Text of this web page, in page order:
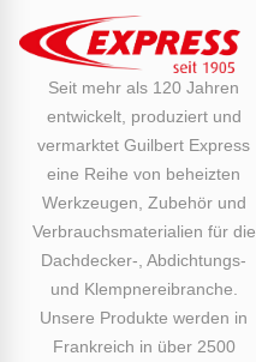
Seit mehr als 120 Jahren
entwickelt, produziert und
vermarktet Guilbert Express
eine Reihe von beheizten
Werkzeugen, Zubehör und
Verbrauchsmaterialien für die
Dachdecker-, Abdichtungs-
und Klempnereibranche.
Unsere Produkte werden in
Frankreich in über 2500